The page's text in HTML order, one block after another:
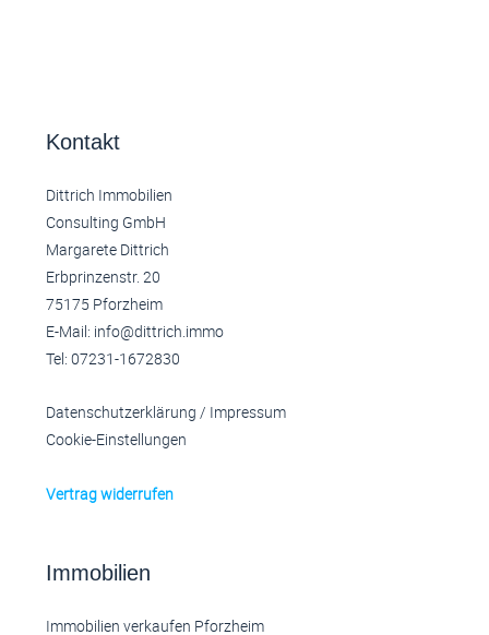
Kontakt
Dittrich Immobilien
Consulting GmbH
Margarete Dittrich
Erbprinzenstr. 20
75175 Pforzheim
E-Mail: info@dittrich.immo
Tel: 07231-1672830
Datenschutzerklärung / Impressum
Cookie-Einstellungen
Vertrag widerrufen
Immobilien
Immobilien verkaufen Pforzheim